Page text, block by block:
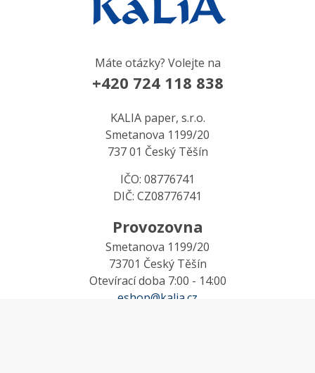
Máte otázky? Volejte na
+420 724 118 838
KALIA paper, s.r.o.
Smetanova 1199/20
737 01 Český Těšín
IČO: 08776741
DIČ: CZ08776741
Provozovna
Smetanova 1199/20
73701 Český Těšín
Otevírací doba 7:00 - 14:00
eshop@kalia.cz